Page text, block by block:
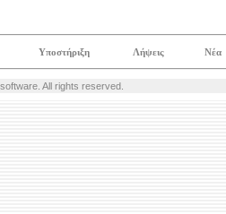
Υποστήριξη Λήψεις Νέα
All rights reserved.